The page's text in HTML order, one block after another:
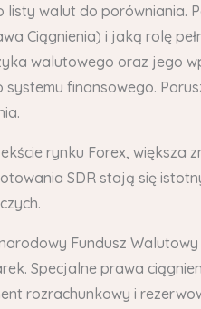
walut do porówniania.
Ciągnienia) i jaką rolę
walutowego oraz jego
finansowego.
rynku Forex, większa
SDR stają się
Fundusz
Specjalne prawa
rozrachunkowy i